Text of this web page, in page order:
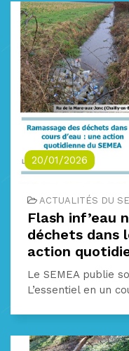
20/01/2026
ACTUALITÉS DU
Flash inf’eau
déchets dans
action
Le SEMEA publie
L’essentiel en un